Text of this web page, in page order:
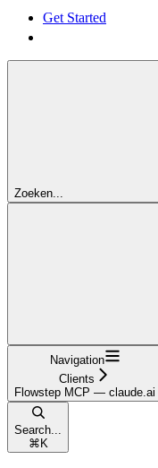
Get Started
Zoeken...
Navigation
Clients
Flowstep MCP — claude.ai
Search...
⌘ K